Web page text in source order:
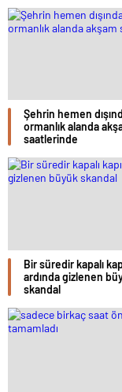
Şehrin hemen
ormanlık alanda
saatlerinde
Bir süredir kapalı
ardında gizlenen
skandal